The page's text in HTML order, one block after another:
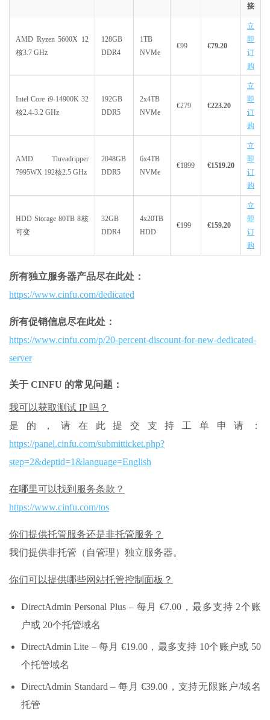
接
AMD Ryzen 5600X 12
核3.7 GHz
128GB
DDR4
1TB
NVMe
€99 €79.20
立
即
订
购
Intel Core i9-14900K 32
核2.4-3.2 GHz
192GB
DDR5
2x4TB
NVMe
€279 €223.20
立
即
订
购
AMD Threadripper
7995WX 192核2.5 GHz
2048GB
DDR5
6x4TB
NVMe
€1899 €1519.20
立
即
订
购
HDD Storage 80TB 8核
可变
32GB
DDR4
4x20TB
HDD
€199 €159.20
立
即
订
购
所有独立服务器产品尽在此处：
https://www.cinfu.com/dedicated
所有促销信息尽在此处：
https://www.cinfu.com/p/20-percent-discount-for-new-dedicated-
server
关于 CINFU 的常见问题：
我可以获取测试 IP 吗？
是的，请在此提交支持工单申请：
https://panel.cinfu.com/submitticket.php?
step=2&deptid=1&language=English
在哪里可以找到服务条款？
https://www.cinfu.com/tos
你们提供托管服务还是非托管服务？
我们提供非托管（自管理）独立服务器。
你们可以提供哪些网站托管控制面板？
DirectAdmin Personal Plus – 每月 €7.00，最多支持 2个账
户或 20个托管域名
DirectAdmin Lite – 每月 €19.00，最多支持 10个账户或 50
个托管域名
DirectAdmin Standard – 每月 €39.00，支持无限账户/域名
托管